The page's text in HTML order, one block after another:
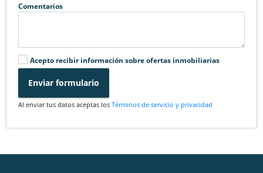
Comentarios
Acepto recibir información sobre ofertas inmobiliarias
Enviar formulario
Al enviar tus datos aceptas los Términos de servicio y privacidad